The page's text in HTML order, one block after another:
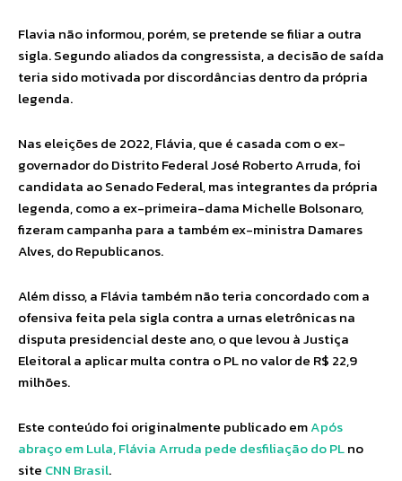
Flavia não informou, porém, se pretende se filiar a outra
sigla. Segundo aliados da congressista, a decisão de saída
teria sido motivada por discordâncias dentro da própria
legenda.
Nas eleições de 2022, Flávia, que é casada com o ex-
governador do Distrito Federal José Roberto Arruda, foi
candidata ao Senado Federal, mas integrantes da própria
legenda, como a ex-primeira-dama Michelle Bolsonaro,
fizeram campanha para a também ex-ministra Damares
Alves, do Republicanos.
Além disso, a Flávia também não teria concordado com a
ofensiva feita pela sigla contra a urnas eletrônicas na
disputa presidencial deste ano, o que levou à Justiça
Eleitoral a aplicar multa contra o PL no valor de R$ 22,9
milhões.
Este conteúdo foi originalmente publicado emApós
abraço em Lula, Flávia Arruda pede desfiliação do PLno
site CNN Brasil.